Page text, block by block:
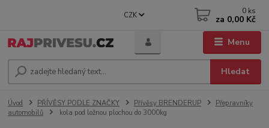
Menu
CZK
Hledat
0 ks
za 0,00 Kč
Úvod PŘÍVĚSY PODLE ZNAČKY Přívěsy BRENDERUP
Přepravníky
automobilů
kola pod ložnou plochou do 3000kg